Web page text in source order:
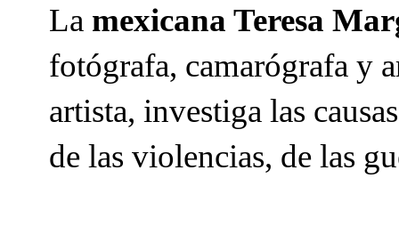
La mexicana Teresa
fotógrafa, camarógrafa y
artista, investiga las
de las violencias, de las